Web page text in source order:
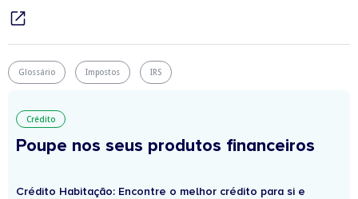
Glossário Impostos IRS
Crédito
Poupe nos seus produtos financeiros
Crédito Habitação: Encontre o melhor crédito para si e